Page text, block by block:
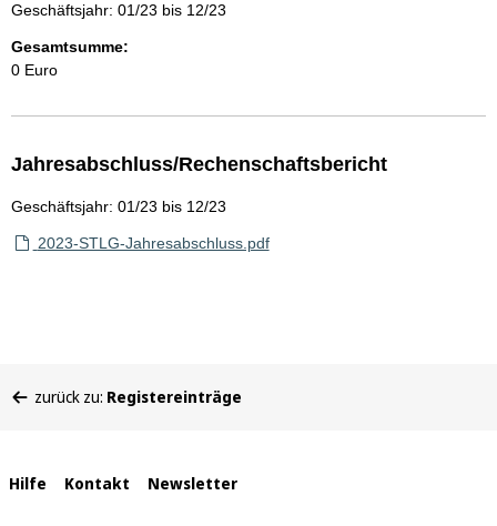
Geschäftsjahr: 01/23 bis 12/23
Gesamtsumme:
0 Euro
Jahresabschluss/Rechenschaftsbericht
Geschäftsjahr: 01/23 bis 12/23
2023-STLG-Jahresabschluss.pdf
befinden
zurück zu: Registereinträge
Interne
Hilfe Kontakt Newsletter